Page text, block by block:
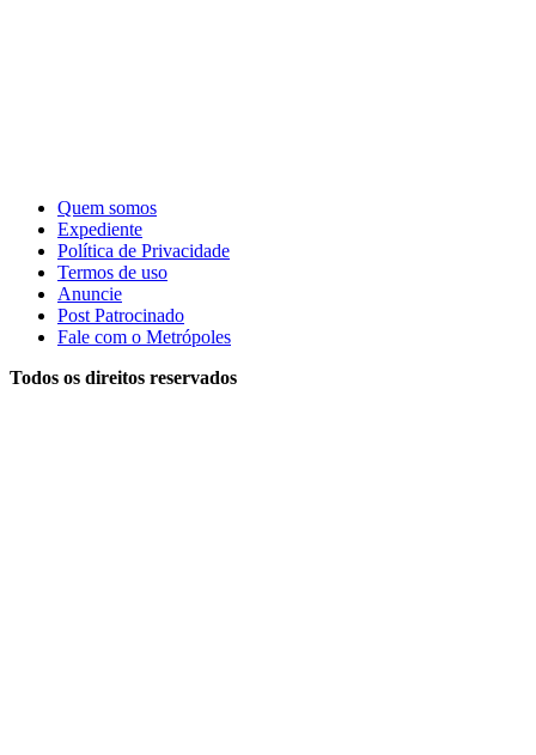
Quem somos
Expediente
Política de Privacidade
Termos de uso
Anuncie
Post Patrocinado
Fale com o Metrópoles
Todos os direitos reservados